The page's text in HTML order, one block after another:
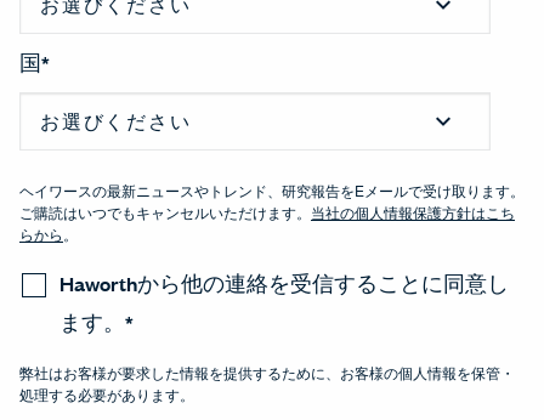
国*
ヘイワースの最新ニュースやトレンド、研究報告をEメールで受け取ります。
ご購読はいつでもキャンセルいただけます。 当社の個人情報保護方針はこち
らから 。
Haworthから他の連絡を受信することに同意し
ます。 *
弊社はお客様が要求した情報を提供するために、お客様の個人情報を保管・
処理する必要があります。